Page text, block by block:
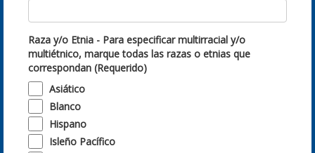
Raza y/o Etnia - Para especificar multirracial y/o
multiétnico, marque todas las razas o etnias que
correspondan (Requerido)
Asiático
Blanco
Hispano
Isleño Pacífico